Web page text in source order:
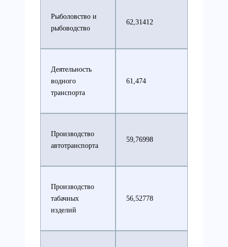
Рыболовство и
рыбоводство
62,31412
Деятельность
водного
транспорта
61,474
Производство
автотранспорта
59,76998
Производство
табачных
изделий
56,52778